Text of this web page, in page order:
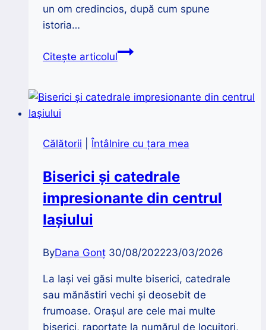
un om credincios, după cum spune
istoria…
Citește articolulPalatul
București,
Național
Artă
de
Călătorii Întâlnire cu țara mea
Biserici și catedrale
impresionante din centrul
Iașiului
ByDana Gonț 30/08/202223/03/2026
La Iași vei găsi multe biserici, catedrale
sau mănăstiri vechi și deosebit de
frumoase. Orașul are cele mai multe
biserici, raportate la numărul de locuitori,